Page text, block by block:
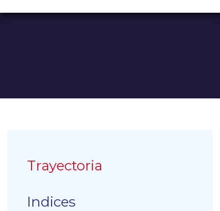
Trayectoria
Indices